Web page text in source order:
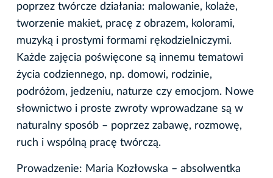
poprzez twórcze działania: malowanie, kolaże,
tworzenie makiet, pracę z obrazem, kolorami,
muzyką i prostymi formami rękodzielniczymi.
Każde zajęcia poświęcone są innemu tematowi
życia codziennego, np. domowi, rodzinie,
podróżom, jedzeniu, naturze czy emocjom. Nowe
słownictwo i proste zwroty wprowadzane są w
naturalny sposób – poprzez zabawę, rozmowę,
ruch i wspólną pracę twórczą.
Prowadzenie: Maria Kozłowska – absolwentka